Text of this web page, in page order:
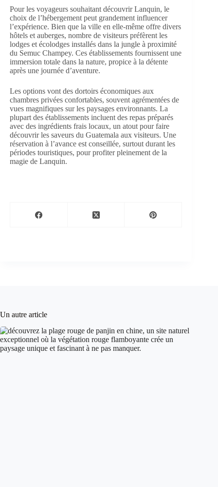
Pour les voyageurs souhaitant découvrir Lanquin, le
choix de l’hébergement peut grandement influencer
l’expérience. Bien que la ville en elle-même offre divers
hôtels et auberges, nombre de visiteurs préfèrent les
lodges et écolodges installés dans la jungle à proximité
du Semuc Champey. Ces établissements fournissent une
immersion totale dans la nature, propice à la détente
après une journée d’aventure.
Les options vont des dortoirs économiques aux
chambres privées confortables, souvent agrémentées de
vues magnifiques sur les paysages environnants. La
plupart des établissements incluent des repas préparés
avec des ingrédients frais locaux, un atout pour faire
découvrir les saveurs du Guatemala aux visiteurs. Une
réservation à l’avance est conseillée, surtout durant les
périodes touristiques, pour profiter pleinement de la
magie de Lanquin.
Un autre article